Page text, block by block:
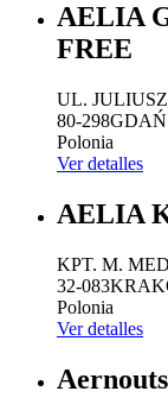
AELIA
FREE
UL.
80-298
Polonia
Ver detalles
AELIA
KPT. M.
32-083
Polonia
Ver detalles